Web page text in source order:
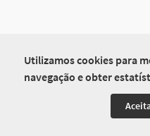
Utilizamos cookies para
navegação e obter